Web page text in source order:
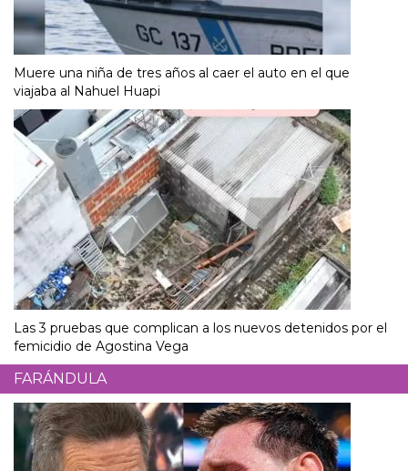
Muere una niña de tres años al caer el auto en el que
viajaba al Nahuel Huapi
Las 3 pruebas que complican a los nuevos detenidos por el
femicidio de Agostina Vega
FARÁNDULA